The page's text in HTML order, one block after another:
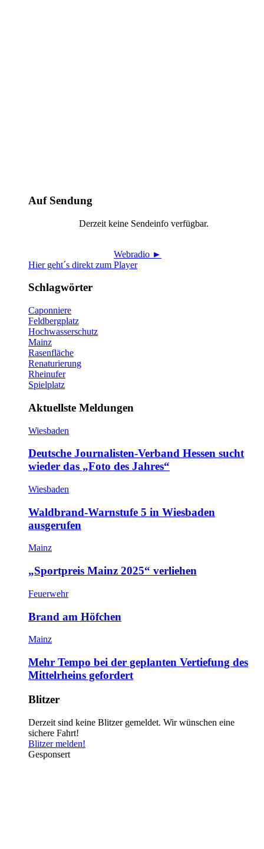
Auf Sendung
Derzeit keine Sendeinfo verfügbar.
Webradio ►
Hier geht´s direkt zum Player
Schlagwörter
Caponniere
Feldbergplatz
Hochwasserschutz
Mainz
Rasenfläche
Renaturierung
Rheinufer
Spielplatz
Aktuellste Meldungen
Wiesbaden
Deutsche Journalisten-Verband Hessen sucht
wieder das „Foto des Jahres“
Wiesbaden
Waldbrand-Warnstufe 5 in Wiesbaden
ausgerufen
Mainz
„Sportpreis Mainz 2025“ verliehen
Feuerwehr
Brand am Höfchen
Mainz
Mehr Tempo bei der geplanten Vertiefung des
Mittelrheins gefordert
Blitzer
Derzeit sind keine Blitzer gemeldet. Wir wünschen eine
sichere Fahrt!
Blitzer melden!
Gesponsert